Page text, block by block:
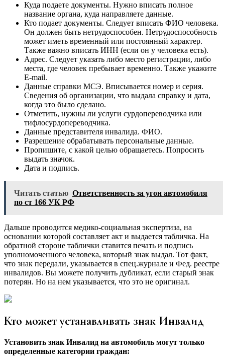
Куда подаете документы. Нужно вписать полное
название органа, куда направляете данные.
Кто подает документы. Следует вписать ФИО человека.
Он должен быть нетрудоспособен. Нетрудоспособность
может иметь временный или постоянный характер.
Также важно вписать ИНН (если он у человека есть).
Адрес. Следует указать либо место регистрации, либо
места, где человек пребывает временно. Также укажите
E-mail.
Данные справки МСЭ. Вписывается номер и серия.
Сведения об организации, что выдала справку и дата,
когда это было сделано.
Отметить, нужны ли услуги сурдопереводчика или
тифлосурдопереводчика.
Данные представителя инвалида. ФИО.
Разрешение обрабатывать персональные данные.
Пропишите, с какой целью обращаетесь. Попросить
выдать значок.
Дата и подпись.
Читать статью Ответственность за угон автомобиля
по ст 166 УК РФ
Дальше проводится медико-социальная экспертиза, на
основании которой составляет акт и выдается табличка. На
обратной стороне таблички ставится печать и подпись
уполномоченного человека, который знак выдал. Тот факт,
что знак передали, указывается в спец.журнале и Фед. реестре
инвалидов. Вы можете получить дубликат, если старый знак
потерян. Но на нем указывается, что это не оригинал.
Кто может устанавливать знак Инвалид
Установить знак Инвалид на автомобиль могут только
определенные категории граждан: